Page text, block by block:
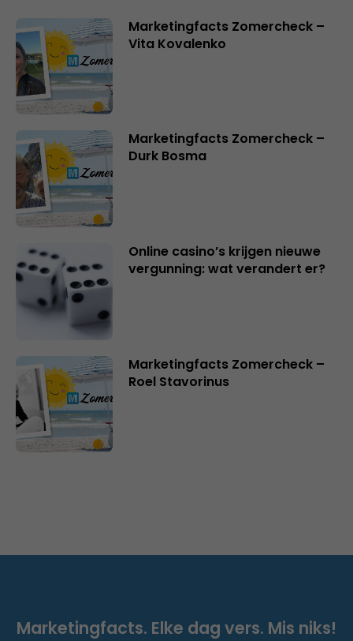
Marketingfacts Zomercheck –
Vita Kovalenko
Marketingfacts Zomercheck –
Durk Bosma
Online casino’s krijgen nieuwe
vergunning: wat verandert er?
Marketingfacts Zomercheck –
Roel Stavorinus
Marketingfacts. Elke dag vers. Mis niks!